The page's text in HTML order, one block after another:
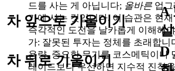
차 앞으로 기울이기
A
차 뒤로 기울이기
D
드를 사는 게 아닙니다; 올바른 업
기에 사는 것입니다. 이 습관은 현
즉각적인 도전을 날카롭게 이해해
가: 잘못된 투자는 정체를 초래합니
용량, 중요한 무기를 코스메틱이나
레이드보다 우선하면 지수적 진척